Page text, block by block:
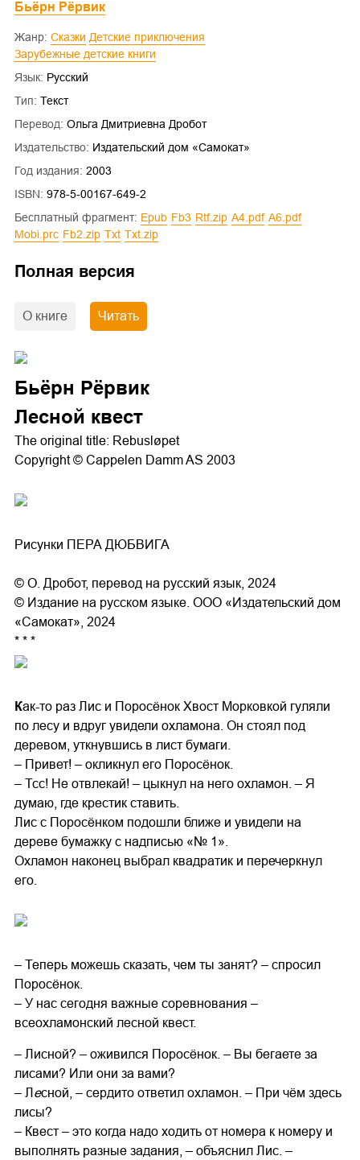
Бьёрн Рёрвик
Жанр: Сказки
Детские приключения
Зарубежные детские книги
Язык: Русский
Тип: Текст
Перевод: Ольга Дмитриевна Дробот
Издательство: Издательский дом «Самокат»
Год издания: 2003
ISBN: 978-5-00167-649-2
Бесплатный фрагмент:
epub fb3 rtf.zip a4.pdf
a6.pdf
mobi.prc
fb2.zip txt txt.zip
Полная версия
О книге Читать
Бьёрн Рёрвик
Лесной квест
The original title: Rebusløpet
Copyright © Cappelen Damm AS 2003
Рисунки ПЕРА ДЮБВИГА
© О. Дробот, перевод на русский язык, 2024
© Издание на русском языке. ООО «Издательский дом
«Самокат», 2024
* * *
Как-то раз Лис и Поросёнок Хвост Морковкой гуляли
по лесу и вдруг увидели охламона. Он стоял под
деревом, уткнувшись в лист бумаги.
– Привет! – окликнул его Поросёнок.
– Тсс! Не отвлекай! – цыкнул на него охламон. – Я
думаю, где крестик ставить.
Лис с Поросёнком подошли ближе и увидели на
дереве бумажку с надписью «№ 1».
Охламон наконец выбрал квадратик и перечеркнул
его.
– Теперь можешь сказать, чем ты занят? – спросил
Поросёнок.
– У нас сегодня важные соревнования –
всеохламонский лесной квест.
– Лисной? – оживился Поросёнок. – Вы бегаете за
лисами? Или они за вами?
– Л есной, – сердито ответил охламон. – При чём здесь
лисы?
– Квест – это когда надо ходить от номера к номеру и
выполнять разные задания, – объяснил Лис. –